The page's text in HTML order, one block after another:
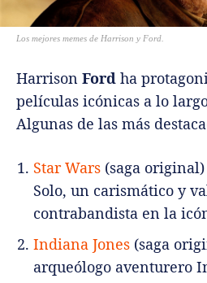
Los mejores memes de Harrison y Ford.
Harrison Ford ha
películas icónicas a lo
Algunas de las más
Star Wars (saga
Solo, un carismático y
contrabandista en la
Indiana Jones (saga
arqueólogo aventurero